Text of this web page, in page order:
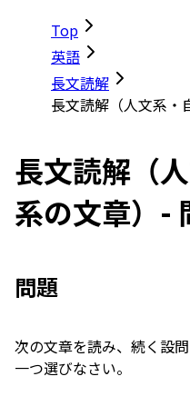
Top
英語
長文読解
長文読解（人文系・
長文読解（
系の文章）-
問題
次の文章を読み、続く設
一つ選びなさい。